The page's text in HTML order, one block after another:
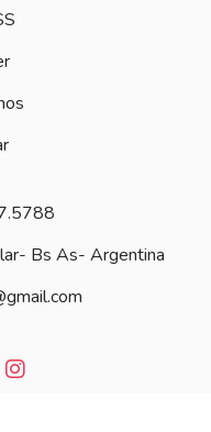
Bs As- Argentina